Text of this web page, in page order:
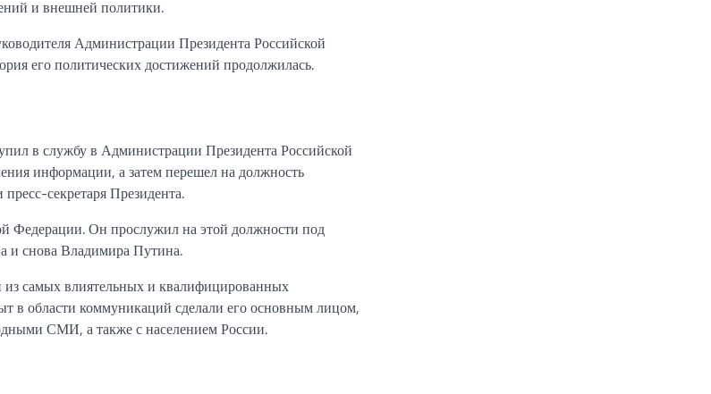
и внешней политики.
Администрации Президента Российской
его политических достижений продолжилась.
в службу в Администрации Президента Российской
информации, а затем перешел на должность
секретаря Президента.
Федерации. Он прослужил на этой должности под
и снова Владимира Путина.
из самых влиятельных и квалифицированных
в области коммуникаций сделали его основным лицом,
СМИ, а также с населением России.